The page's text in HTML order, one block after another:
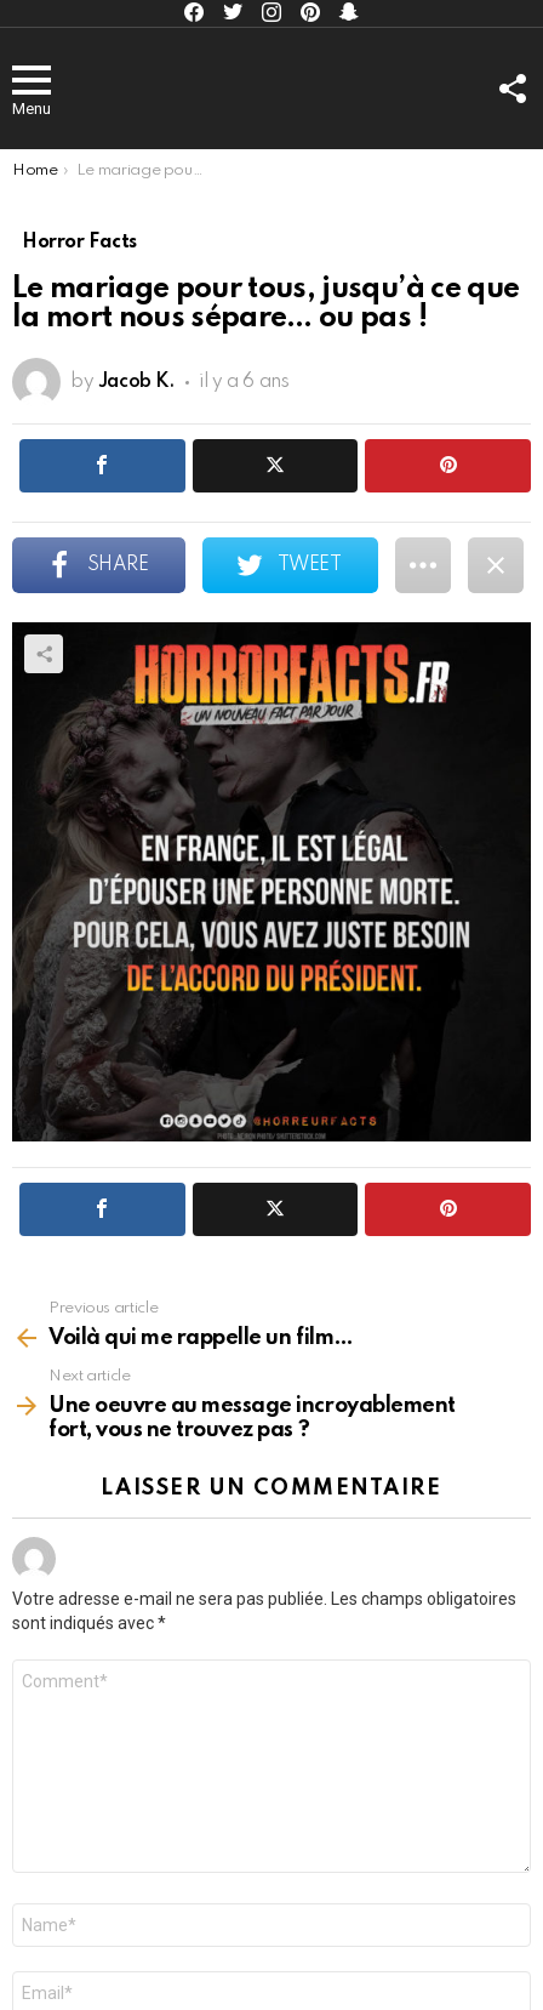
Menu
You are here:
Home Le mariage pour tous, jusqu’à ce que la mort nous sépare… ou pas !
Horror Facts
Le mariage pour tous, jusqu’à ce que
la mort nous sépare… ou pas !
by Jacob K. il y a 6 ans
SHARE TWEET
more
Previous article
Voilà qui me rappelle un film…
Next article
Une oeuvre au message incroyablement
fort, vous ne trouvez pas ?
LAISSER UN COMMENTAIRE
Votre adresse e-mail ne sera pas publiée.
Les champs obligatoires
sont indiqués avec*
mail